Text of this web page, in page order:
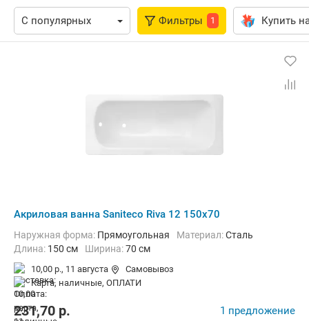
Фильтры 1 Купить
Акриловая ванна Saniteco Riva 12 150x70
Наружная форма: Прямоугольная Материал:Сталь
Длина: 150 см Ширина:70 см
10,00 р., 11 августа
Самовывоз
карта, наличные, ОПЛАТИ
231,70 p. 1 предложение